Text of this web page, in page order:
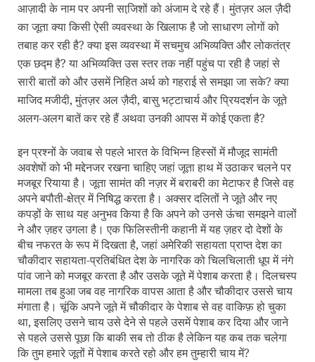
आज़ादी के नाम पर अपनी साजि़शों को अंजाम दे रहे हैं। मुंतज़र अल ज़ैदी
का जूता क्या किसी ऐसी व्यवस्था के खिलाफ है जो साधारण लोगों को
तबाह कर रही है?क्या इस व्यवस्था में सचमुच अभिव्यक्ति और लोकतंत्र
एक छद्म है?या अभिव्यक्ति उस स्तर तक नहीं पहुंच पा रही है जहां से
सारी बातों को और उसमें निहित अर्थ को गहराई से समझा जा सके?क्या
माजिद मजीदी,मुंतज़र अल ज़ैदी,बासु भट्टाचार्य और प्रियदर्शन के जूते
अलग-अलग बातें कर रहे हैं अथवा उनकी आपस में कोई एकता है?
इन प्रश्नों के जवाब से पहले भारत के विभिन्न हिस्सों में मौजूद सामंती
अवशेषों को भी मद्देनजर रखना चाहिए जहां जूता हाथ में उठाकर चलने पर
मजबूर रियाया है। जूता सामंत की नज़र में बराबरी का मेटाफर है जिसे वह
अपने बपौती-क्षेत्र में निषिद्ध करता है। अक्सर दलितों ने जूते और नए
कपड़ों के साथ यह अनुभव किया है कि अपने को उनसे ऊंचा समझने वालों
ने और ज़हर उगला है। एक फिलिस्तीनी कहानी में यह ज़हर दो देशों के
बीच नफरत के रूप में दिखता है,जहां अमेरिकी सहायता प्राप्त देश का
चौकीदार सहायता-प्रतिबंधित देश के नागरिक को चिलचिलाती धूप में नंगे
पांव जाने को मजबूर करता है और उसके जूते में पेशाब करता है। दिलचस्प
मामला तब हुआ जब वह नागरिक वापस आता है और चौकीदार उससे चाय
मंगाता है। चूंकि अपने जूते में चौकीदार के पेशाब से वह वाकिफ़ हो चुका
था, इसलिए उसने चाय उसे देने से पहले उसमें पेशाब कर दिया और जाने
से पहले उससे पूछा कि बाकी सब तो ठीक है लेकिन यह कब तक चलेगा
कि तुम हमारे जूतों में पेशाब करते रहो और हम तुम्हारी चाय में?